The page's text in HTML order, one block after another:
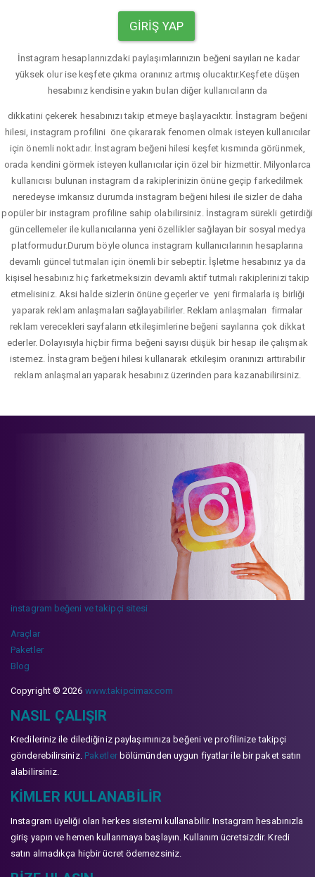
GIRIŞ YAP
İnstagram hesaplarınızdaki paylaşımlarınızın beğeni sayıları ne kadar
yüksek olur ise keşfete çıkma oranınız artmış olucaktır.Keşfete düşen
hesabınız kendisine yakın bulan diğer kullanıcıların da
dikkatini çekerek hesabınızı takip etmeye başlayacıktır. İnstagram beğeni
hilesi, instagram profilini öne çıkararak fenomen olmak isteyen kullanıcılar
için önemli noktadır. İnstagram beğeni hilesi keşfet kısmında görünmek,
orada kendini görmek isteyen kullanıcılar için özel bir hizmettir. Milyonlarca
kullanıcısı bulunan instagram da rakiplerinizin önüne geçip farkedilmek
neredeyse imkansız durumda instagram beğeni hilesi ile sizler de daha
popüler bir instagram profiline sahip olabilirsiniz. İnstagram sürekli getirdiği
güncellemeler ile kullanıcılarına yeni özellikler sağlayan bir sosyal medya
platformudur.Durum böyle olunca instagram kullanıcılarının hesaplarına
devamlı güncel tutmaları için önemli bir sebeptir. İşletme hesabınız ya da
kişisel hesabınız hiç farketmeksizin devamlı aktif tutmalı rakiplerinizi takip
etmelisiniz. Aksi halde sizlerin önüne geçerler ve yeni firmalarla iş birliği
yaparak reklam anlaşmaları sağlayabilirler. Reklam anlaşmaları firmalar
reklam verecekleri sayfaların etkileşimlerine beğeni sayılarına çok dikkat
ederler. Dolayısıyla hiçbir firma beğeni sayısı düşük bir hesap ile çalışmak
istemez. İnstagram beğeni hilesi kullanarak etkileşim oranınızı arttırabilir
reklam anlaşmaları yaparak hesabınız üzerinden para kazanabilirsiniz.
instagram beğeni ve takipçi sitesi
Araçlar
Paketler
Blog
Copyright © 2026 www.takipcimax.com
NASIL ÇALIŞIR
Kredileriniz ile dilediğiniz paylaşımınıza beğeni ve profilinize takipçi
gönderebilirsiniz. Paketlerbölümünden uygun fiyatlar ile bir paket satın
alabilirsiniz.
KIMLER KULLANABILIR
Instagram üyeliği olan herkes sistemi kullanabilir. Instagram hesabınızla
giriş yapın ve hemen kullanmaya başlayın. Kullanım ücretsizdir. Kredi
satın almadıkça hiçbir ücret ödemezsiniz.